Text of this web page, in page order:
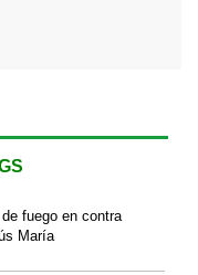
fuego en contra
María